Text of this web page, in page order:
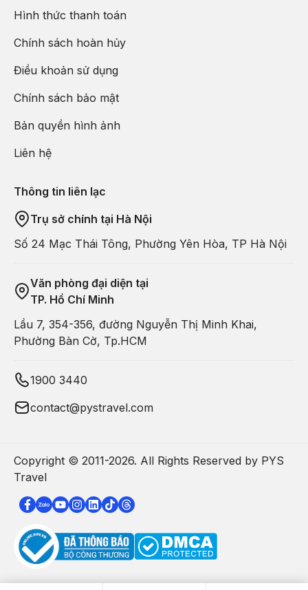
kiến trúc Pháp. Điều đặc biệt khi bạn đến đây khám phá là sẽ
vậy, bạn còn có thể khám phá thêm một số phòng trưng bày và
4. Tham quan Central Korean Pine Tree Lane
Hàn Quốc còn gì tuyệt hơn Con đường Cây Thông siêu nổi
tiếng này. Vào ban ngày bạn có thể chiêm ngưỡng những tán
cây khổng lồ, cao vút, đều tăm tắp. Ban đêm là lúc những chiếc
đèn treo tỏa ánh sáng lung linh, biến quan cảnh xung quanh trở
Hình thức thanh toán
Chính sách hoàn hủy
Điều khoản sử dụng
Chính sách bảo mật
Bản quyền hình ảnh
Liên hệ
Thông tin liên lạc
Trụ sở chính tại Hà Nội
Số 24 Mạc Thái Tông, Phường Yên Hòa, TP Hà Nội
Văn phòng đại diện tại
TP. Hồ Chí Minh
Lầu 7, 354-356, đường Nguyễn Thị Minh Khai,
Phường Bàn Cờ, Tp.HCM
1900 3440
contact@pystravel.com
Copyright © 2011-2026. All Rights Reserved by PYS
Travel